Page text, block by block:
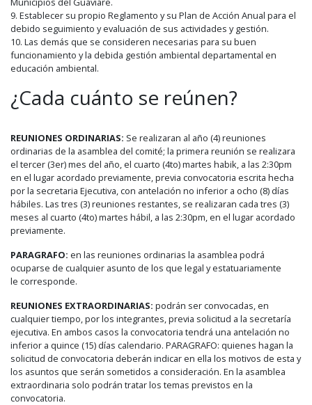
9. Establecer su propio Reglamento y su Plan de Acción Anual para el
debido seguimiento y evaluación de sus actividades y gestión.
10. Las demás que se consideren necesarias para su buen
funcionamiento y la debida gestión ambiental departamental en
educación ambiental.
¿Cada cuánto se reúnen?
REUNIONES ORDINARIAS: Se realizaran al año (4) reuniones
ordinarias de la asamblea del comité; la primera reunión se realizara
el tercer (3er) mes del año, el cuarto (4to) martes habik, a las 2:30pm
en el lugar acordado previamente, previa convocatoria escrita hecha
por la secretaria Ejecutiva, con antelación no inferior a ocho (8) días
hábiles. Las tres (3) reuniones restantes, se realizaran cada tres (3)
meses al cuarto (4to) martes hábil, a las 2:30pm, en el lugar acordado
previamente.
PARAGRAFO: en las reuniones ordinarias la asamblea podrá
ocuparse de cualquier asunto de los que legal y estatuariamente
le corresponde.
REUNIONES EXTRAORDINARIAS: podrán ser convocadas, en
cualquier tiempo, por los integrantes, previa solicitud a la secretaría
ejecutiva. En ambos casos la convocatoria tendrá una antelación no
inferior a quince (15) días calendario. PARAGRAFO: quienes hagan la
solicitud de convocatoria deberán indicar en ella los motivos de esta y
los asuntos que serán sometidos a consideración. En la asamblea
extraordinaria solo podrán tratar los temas previstos en la
convocatoria.